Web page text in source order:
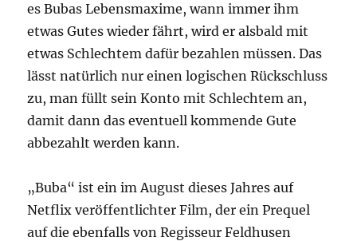
es Bubas Lebensmaxime, wann immer ihm
etwas Gutes wieder fährt, wird er alsbald mit
etwas Schlechtem dafür bezahlen müssen. Das
lässt natürlich nur einen logischen Rückschluss
zu, man füllt sein Konto mit Schlechtem an,
damit dann das eventuell kommende Gute
abbezahlt werden kann.
„Buba“ ist ein im August dieses Jahres auf
Netflix veröffentlichter Film, der ein Prequel
auf die ebenfalls von Regisseur Feldhusen